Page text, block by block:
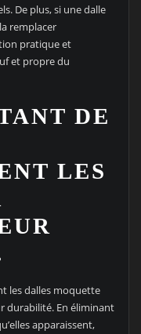
De plus, si une dalle
remplacer
pratique et
et propre du
DE
LES
les dalles moquette
durabilité. En éliminant
apparaissent,